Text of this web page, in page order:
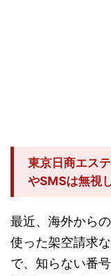
東京日商エス
やSMSは無視
最近、海外から
使った架空請求
で、知らない番